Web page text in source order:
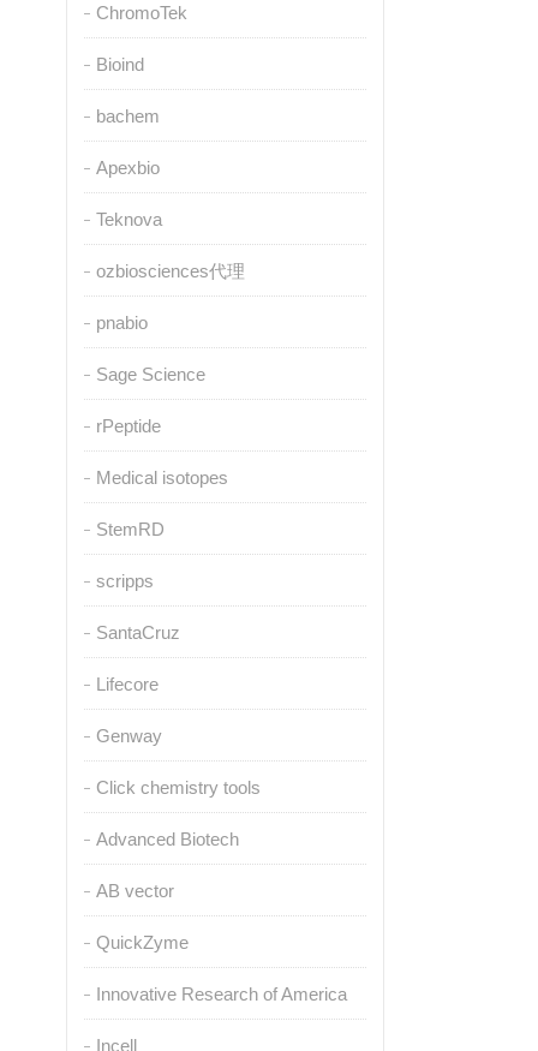
ChromoTek
Bioind
bachem
Apexbio
Teknova
ozbiosciences代理
pnabio
Sage Science
rPeptide
Medical isotopes
StemRD
scripps
SantaCruz
Lifecore
Genway
Click chemistry tools
Advanced Biotech
AB vector
QuickZyme
Innovative Research of America
Incell